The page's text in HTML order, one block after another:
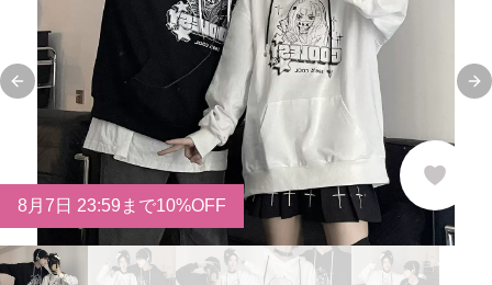
Previous slide
8月 7 日 23:59まで10%OFF